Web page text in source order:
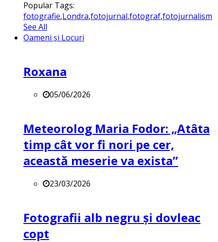
Popular Tags:
fotografie,Londra,fotojurnal,fotograf,fotojurnalism
See All
Oameni și Locuri
Roxana
05/06/2026
Meteorolog Maria Fodor: „Atâta
timp cât vor fi nori pe cer,
această meserie va exista”
23/03/2026
Fotografii alb negru și dovleac
copt